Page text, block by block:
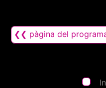
❮❮ pàgina del